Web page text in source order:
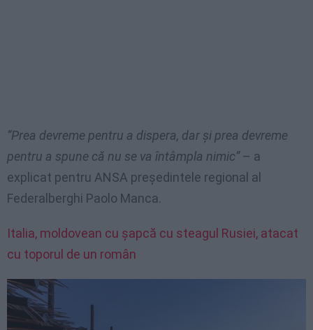
”Prea devreme pentru a dispera, dar și prea devreme
pentru a spune că nu se va întâmpla nimic”– a
explicat pentru ANSA președintele regional al
Federalberghi Paolo Manca.
Italia, moldovean cu șapcă cu steagul Rusiei, atacat
cu toporul de un român